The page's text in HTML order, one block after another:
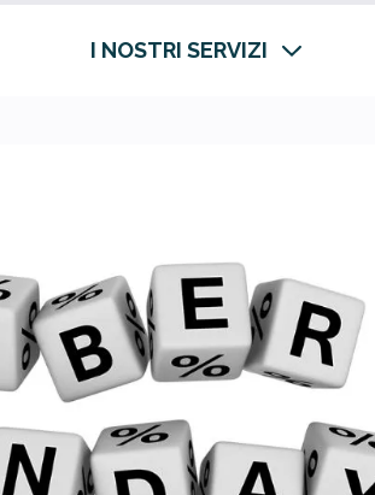
I NOSTRI SERVIZI